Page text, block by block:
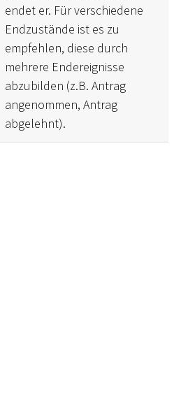
endet er. Für verschiedene
Endzustände ist es zu
empfehlen, diese durch
mehrere Endereignisse
abzubilden (z.B. Antrag
angenommen, Antrag
abgelehnt).